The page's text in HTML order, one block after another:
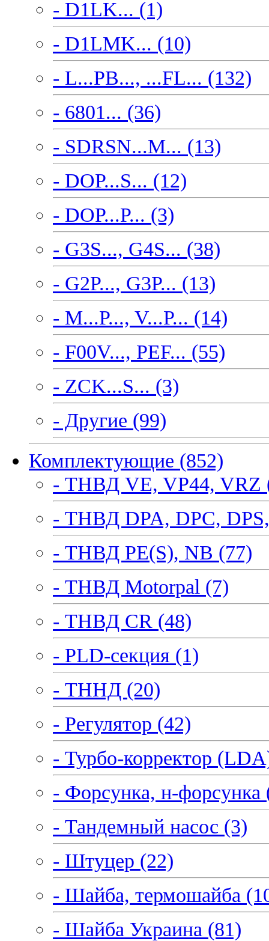
- D1LK... (1)
- D1LMK... (10)
- L...PB..., ...FL... (132)
- 6801... (36)
- SDRSN...M... (13)
- DOP...S... (12)
- DOP...P... (3)
- G3S..., G4S... (38)
- G2P..., G3P... (13)
- M...P..., V...P... (14)
- F00V..., PEF... (55)
- ZCK...S... (3)
- Другие (99)
Комплектующие (852)
- ТНВД VE, VP44, VRZ
- ТНВД DPA, DPC,
- ТНВД PE(S), NB (77)
- ТНВД Motorpal (7)
- ТНВД CR (48)
- PLD-секция (1)
- ТННД (20)
- Регулятор (42)
- Турбо-корректор
- Форсунка, н-форсунка
- Тандемный насос (3)
- Штуцер (22)
- Шайба, термошайба
- Шайба Украина (81)